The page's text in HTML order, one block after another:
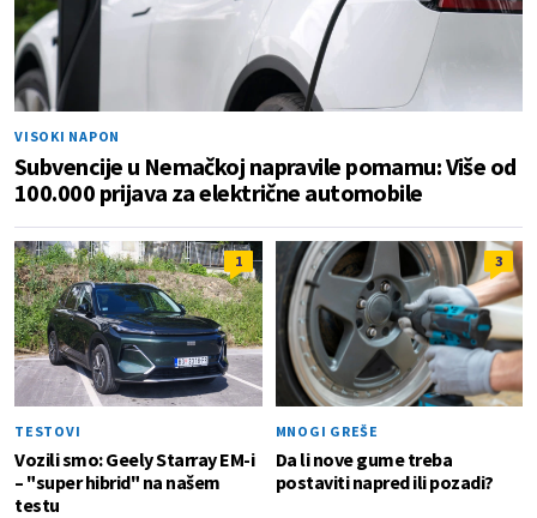
VISOKI NAPON
Subvencije u Nemačkoj napravile pomamu: Više od
100.000 prijava za električne automobile
1
TESTOVI
Vozili smo: Geely Starray EM-i
– "super hibrid" na našem
testu
3
MNOGI GREŠE
Da li nove gume treba
postaviti napred ili pozadi?